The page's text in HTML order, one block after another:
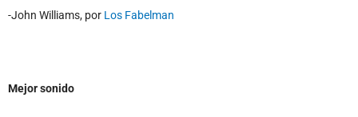
-John Williams, por Los Fabelman
Mejor sonido